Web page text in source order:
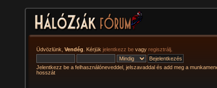
Üdvözlünk, Vendég . Kérjük jelentkezz be vagy regisztrálj
Jelentkezz be a felhasználóneveddel, jelszavaddal és add meg a
hosszát